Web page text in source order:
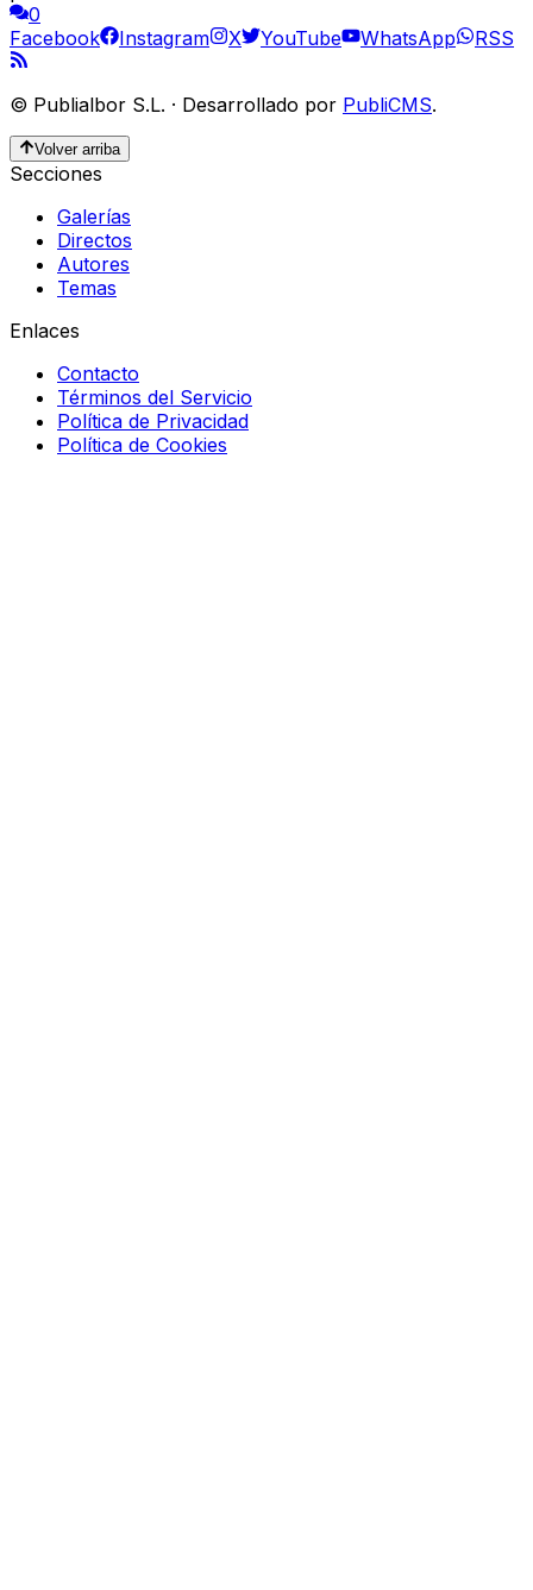
0
Facebook
Instagram X YouTube WhatsApp RSS
© Publialbor S.L. · Desarrollado por PubliCMS.
Volver arriba
Secciones
Galerías
Directos
Autores
Temas
Enlaces
Contacto
Términos del Servicio
Política de Privacidad
Política de Cookies